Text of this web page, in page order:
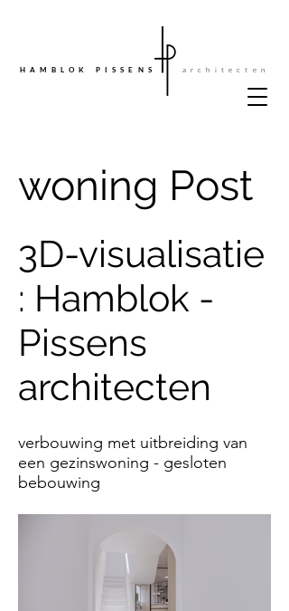
HAMBLOK PISSENS architecten
woning Post
3D-visualisatie
: Hamblok -
Pissens
architecten
verbouwing met uitbreiding van
een gezinswoning - gesloten
bebouwing